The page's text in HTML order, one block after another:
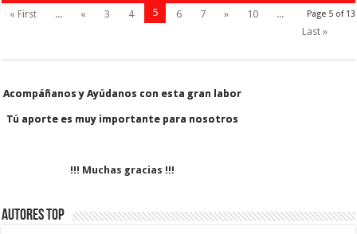
Page 5 of 13
« First ... « 3 4 5 6 7 » 10
...
Last »
Acompáñanos y Ayúdanos con esta gran labor
Acompáñanos y Ayúdanos con esta gran labor
Tú aporte es muy importante para nosotros
Tú aporte es muy importante para nosotros
!!! Muchas gracias !!!
Autores Top